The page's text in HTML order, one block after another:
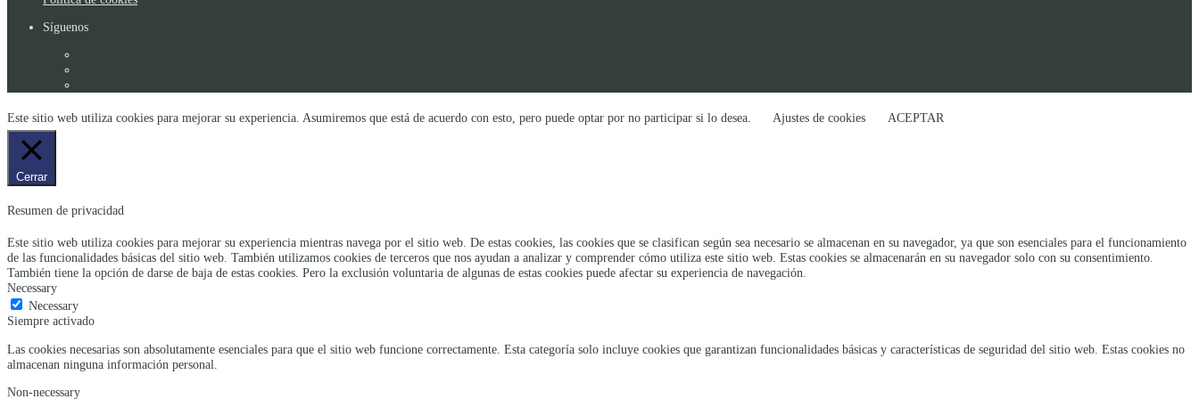
Síguenos
Este sitio web utiliza cookies para mejorar su experiencia. Asumiremos que está de acuerdo con esto, pero puede optar por no participar si lo desea. Ajustes de cookies ACEPTAR
Cerrar
Resumen de privacidad
Este sitio web utiliza cookies para mejorar su experiencia mientras navega por el sitio web. De estas cookies, las cookies que se clasifican según sea necesario se almacenan en su navegador, ya que son esenciales para el funcionamiento
de las funcionalidades básicas del sitio web. También utilizamos cookies de terceros que nos ayudan a analizar y comprender cómo utiliza este sitio web. Estas cookies se almacenarán en su navegador solo con su consentimiento.
También tiene la opción de darse de baja de estas cookies. Pero la exclusión voluntaria de algunas de estas cookies puede afectar su experiencia de navegación.
Necessary
Necessary
Siempre activado
Las cookies necesarias son absolutamente esenciales para que el sitio web funcione correctamente. Esta categoría solo incluye cookies que garantizan funcionalidades básicas y características de seguridad del sitio web. Estas cookies no
almacenan ninguna información personal.
Non-necessary